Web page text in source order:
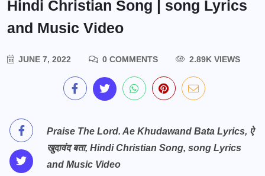
Hindi Christian Song | song Lyrics
and Music Video
JUNE 7, 2022 0 COMMENTS 2.89K VIEWS
Praise The Lord. Ae Khudawand Bata Lyrics, ऐ
खुदावंद बता, Hindi Christian Song, song Lyrics
and Music Video